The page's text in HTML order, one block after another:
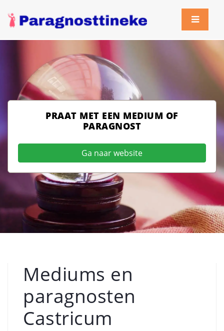
PRAAT MET EEN MEDIUM OF
PARAGNOST
Ga naar website
Mediums en
paragnosten
Castricum